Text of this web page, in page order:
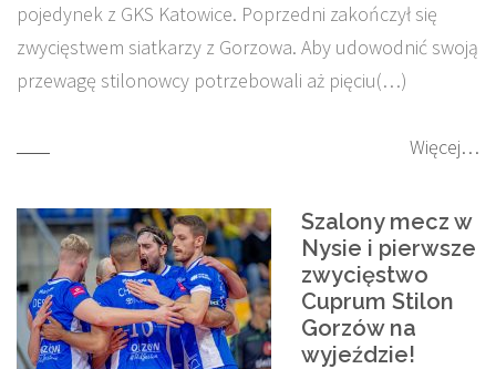
pojedynek z GKS Katowice. Poprzedni zakończył się
zwycięstwem siatkarzy z Gorzowa. Aby udowodnić swoją
przewagę stilonowcy potrzebowali aż pięciu(…)
Więcej…
Szalony mecz w
Nysie i pierwsze
zwycięstwo
Cuprum Stilon
Gorzów na
wyjeździe!